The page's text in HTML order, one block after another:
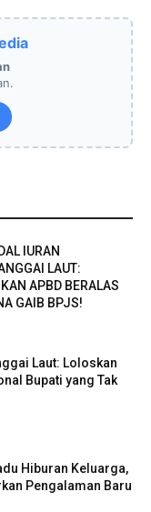
IURAN
LAUT:
APBD BERALAS
GAIB BPJS!
Laut: Loloskan
Bupati yang Tak
Hiburan Keluarga,
Pengalaman Baru